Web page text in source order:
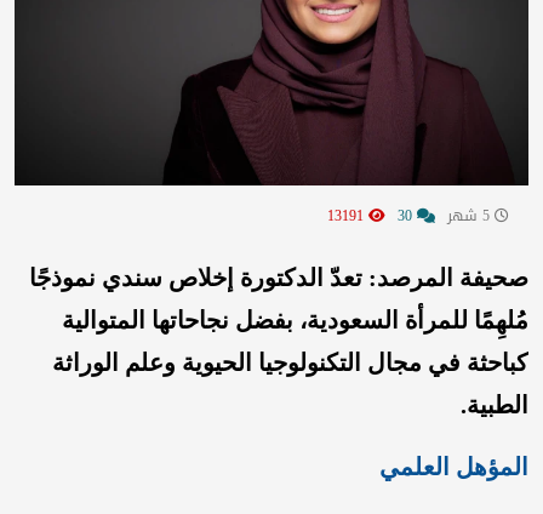
صحيفة المرصد: تعدّ الدكتورة إخلاص سندي نموذجًا
مُلهِمًا للمرأة السعودية، بفضل نجاحاتها المتوالية
كباحثة في مجال التكنولوجيا الحيوية وعلم الوراثة
الطبية.
المؤهل العلمي